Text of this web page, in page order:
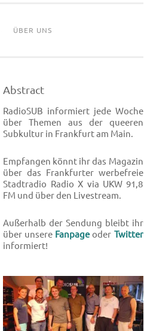
ÜBER UNS
Abstract
RadioSUB informiert jede Woche
über Themen aus der queeren
Subkultur in Frankfurt am Main.
Empfangen könnt ihr das Magazin
über das Frankfurter werbefreie
Stadtradio Radio X via UKW 91,8
FM und über den Livestream.
Außerhalb der Sendung bleibt ihr
über unsere Fanpageoder Twitter
informiert!